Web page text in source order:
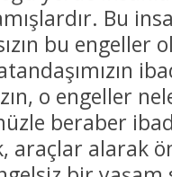
Bu
bu
o engeller
beraber
araçlar alarak
Bitlis